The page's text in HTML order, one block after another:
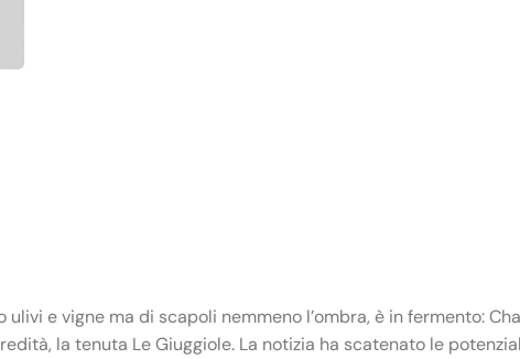
e vigne ma di scapoli nemmeno l’ombra, è in fermento:
la tenuta Le Giuggiole. La notizia ha scatenato le